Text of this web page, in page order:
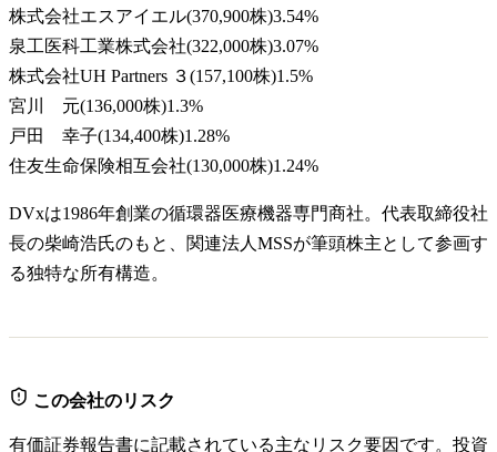
株式会社エスアイエル(370,900株)3.54%
泉工医科工業株式会社(322,000株)3.07%
株式会社UH Partners ３(157,100株)1.5%
宮川 元(136,000株)1.3%
戸田 幸子(134,400株)1.28%
住友生命保険相互会社(130,000株)1.24%
DVxは1986年創業の循環器医療機器専門商社。代表取締役社
長の柴崎浩氏のもと、関連法人MSSが筆頭株主として参画す
る独特な所有構造。
この会社のリスク
有価証券報告書に記載されている主なリスク要因です。投資